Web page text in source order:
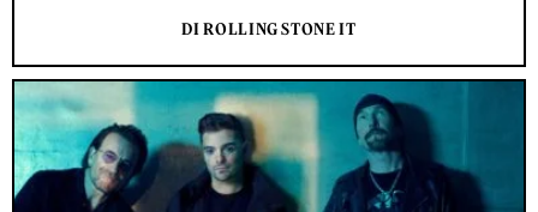
DI ROLLING STONE IT